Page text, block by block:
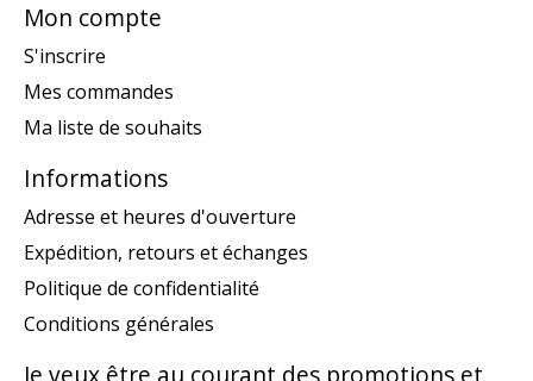
Mon compte
S'inscrire
Mes commandes
Ma liste de souhaits
Informations
Adresse et heures d'ouverture
Expédition, retours et échanges
Politique de confidentialité
Conditions générales
Je veux être au courant des promotions et